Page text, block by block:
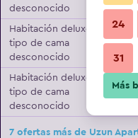
desconocido
Habitación deluxe,
tipo de cama
desconocido
Habitación deluxe,
tipo de cama
desconocido
7 ofertas más de Uzun
24
31
Más